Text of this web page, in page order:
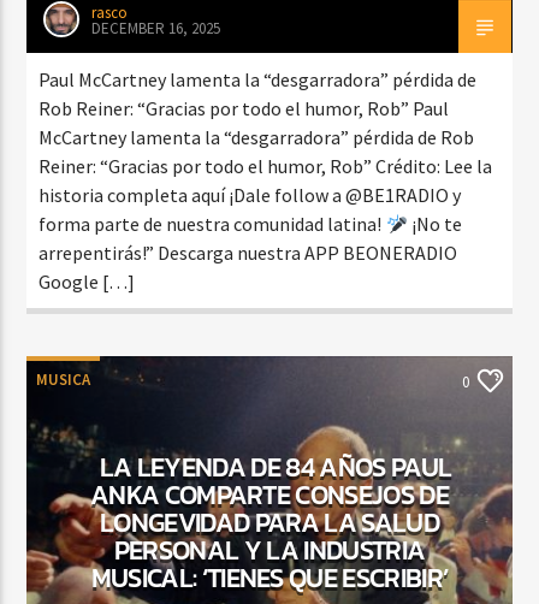
rasco
DECEMBER 16, 2025
Paul McCartney lamenta la “desgarradora” pérdida de
Rob Reiner: “Gracias por todo el humor, Rob” Paul
McCartney lamenta la “desgarradora” pérdida de Rob
Reiner: “Gracias por todo el humor, Rob” Crédito: Lee la
historia completa aquí ¡Dale follow a @BE1RADIO y
forma parte de nuestra comunidad latina!
¡No te
arrepentirás!” Descarga nuestra APP BEONERADIO
Google […]
MUSICA 0
LA LEYENDA DE 84 AÑOS PAUL
ANKA COMPARTE CONSEJOS DE
LONGEVIDAD PARA LA SALUD
PERSONAL Y LA INDUSTRIA
MUSICAL: ‘TIENES QUE ESCRIBIR’